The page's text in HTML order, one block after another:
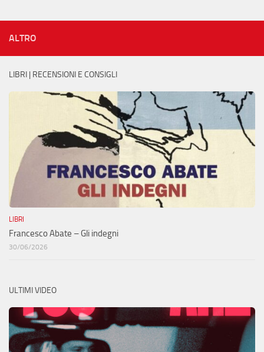
ALTRO
LIBRI | RECENSIONI E CONSIGLI
LIBRI
Francesco Abate – Gli indegni
30/06/2026
ULTIMI VIDEO